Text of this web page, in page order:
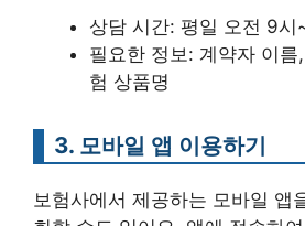
상담 시간: 평일 오전 9시
필요한 정보: 계약자 이름
험 상품명
3. 모바일 앱 이용하기
보험사에서 제공하는 모바일 앱